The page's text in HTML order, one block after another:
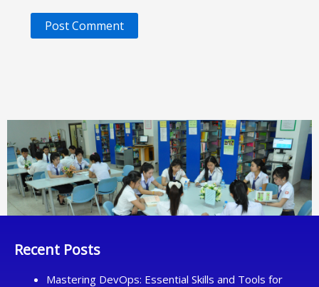
Recent Posts
Mastering DevOps: Essential Skills and Tools for